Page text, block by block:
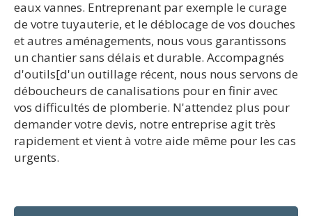
eaux vannes. Entreprenant par exemple le curage
de votre tuyauterie, et le déblocage de vos douches
et autres aménagements, nous vous garantissons
un chantier sans délais et durable. Accompagnés
d'outils[d'un outillage récent, nous nous servons de
déboucheurs de canalisations pour en finir avec
vos difficultés de plomberie. N'attendez plus pour
demander votre devis, notre entreprise agit très
rapidement et vient à votre aide même pour les cas
urgents.